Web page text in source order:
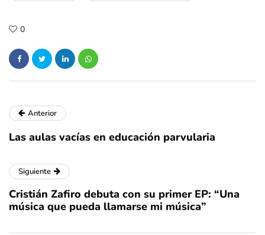
0
Anterior
Las aulas vacías en educación parvularia
Siguiente
Cristián Zafiro debuta con su primer EP: “Una
música que pueda llamarse mi música”